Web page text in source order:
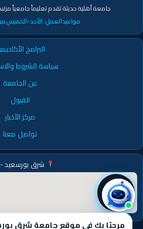
جامعة أهلية حديثة تقدم تعليماً جامعياً
مواعيدالعمل: الأحد-الخميس من 9ص وحتى
البرامج
سياسة الشروط
عن الجامعة
القبول
مركز الأخبار
تواصل معنا
شرق بورسعيد
مرحبًا بك في موقع جامعة شرق